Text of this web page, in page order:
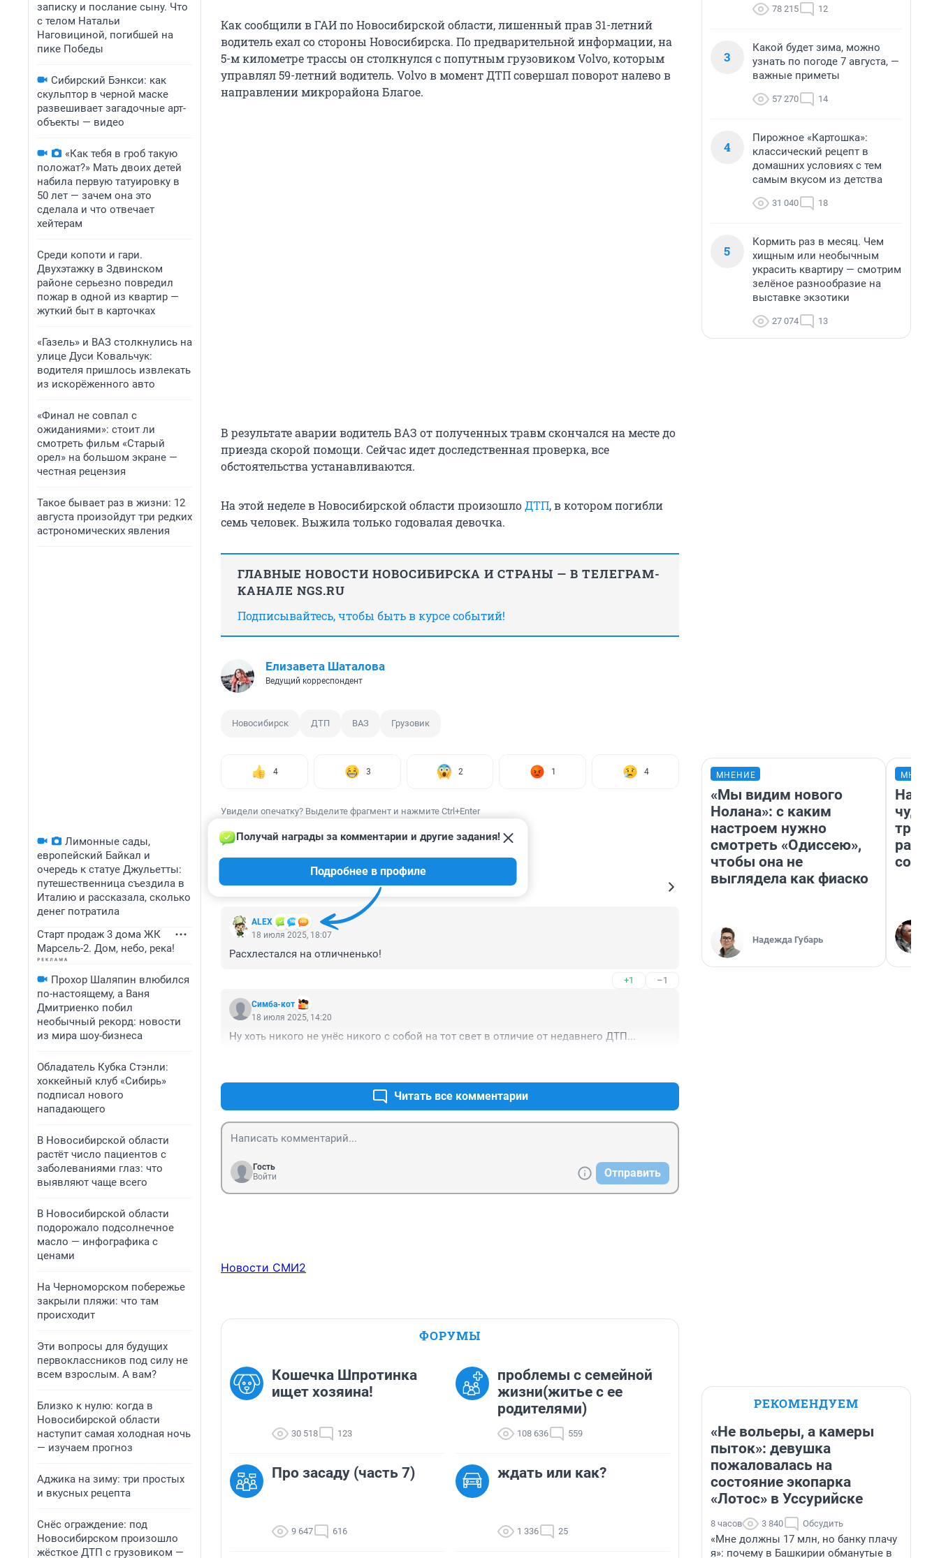
записку и послание сыну. Что
с телом Натальи
Наговициной, погибшей на
пике Победы
Сибирский Бэнкси: как
скульптор в черной маске
развешивает загадочные арт-
объекты — видео
«Как тебя в гроб такую
положат?» Мать двоих детей
набила первую татуировку в
50 лет — зачем она это
сделала и что отвечает
хейтерам
Среди копоти и гари.
Двухэтажку в Здвинском
районе серьезно повредил
пожар в одной из квартир —
жуткий быт в карточках
«Газель» и ВАЗ столкнулись на
улице Дуси Ковальчук:
водителя пришлось извлекать
из искорёженного авто
«Финал не совпал с
ожиданиями»: стоит ли
смотреть фильм «Старый
орел» на большом экране —
честная рецензия
Такое бывает раз в жизни: 12
августа произойдут три редких
астрономических явления
Лимонные сады,
европейский Байкал и
очередь к статуе Джульетты:
путешественница съездила в
Италию и рассказала, сколько
денег потратила
Старт продаж 3 дома ЖК
Марсель-2. Дом, небо, река!
Прохор Шаляпин влюбился
по-настоящему, а Ваня
Дмитриенко побил
необычный рекорд: новости
из мира шоу-бизнеса
Обладатель Кубка Стэнли:
хоккейный клуб «Сибирь»
подписал нового
нападающего
В Новосибирской области
растёт число пациентов с
заболеваниями глаз: что
выявляют чаще всего
В Новосибирской области
подорожало подсолнечное
масло — инфографика с
ценами
На Черноморском побережье
закрыли пляжи: что там
происходит
Эти вопросы для будущих
первоклассников под силу не
всем взрослым. А вам?
Близко к нулю: когда в
Новосибирской области
наступит самая холодная ночь
— изучаем прогноз
Аджика на зиму: три простых
и вкусных рецепта
Снёс ограждение: под
Новосибирском произошло
жёсткое ДТП с грузовиком —
Как сообщили в ГАИ по Новосибирской области, лишенный прав 31-летний
водитель ехал со стороны Новосибирска. По предварительной информации, на
5-м километре трассы он столкнулся с попутным грузовиком Volvo, которым
управлял 59-летний водитель. Volvo в момент ДТП совершал поворот налево в
направлении микрорайона Благое.
В результате аварии водитель ВАЗ от полученных травм скончался на месте до
приезда скорой помощи. Сейчас идет доследственная проверка, все
обстоятельства устанавливаются.
На этой неделе в Новосибирской области произошлоДТП, в котором погибли
семь человек. Выжила только годовалая девочка.
ГЛАВНЫЕ НОВОСТИ НОВОСИБИРСКА И СТРАНЫ — В ТЕЛЕГРАМ-
КАНАЛЕ NGS.RU
Подписывайтесь, чтобы быть в курсе событий!
Елизавета Шаталова
Ведущий корреспондент
Новосибирск ДТП ВАЗ Грузовик
4 3 2 1 4
Увидели опечатку? Выделите фрагмент и нажмите Ctrl+Enter
КОММЕНТАРИИ 20
ALЕX
Получай награды за комментарии и другие задания!
Подробнее в профиле
18 июля 2025, 18:07
Расхлестался на отличненько!
+1 –1
Симба-кот
18 июля 2025, 14:20
Ну хоть никого не унёс никого с собой на тот свет в отличие от недавнего ДТП...
Читать все комментарии
Гость
Войти
Отправить
Новости СМИ2
ФОРУМЫ
Кошечка Шпротинка
ищет хозяина!
30 518 123
проблемы с семейной
жизни(житье с ее
родителями)
108 636 559
Про засаду (часть 7)
9 647 616
ждать или как?
1 336 25
78 215 12
3
Какой будет зима, можно
узнать по погоде 7 августа, —
важные приметы
57 270 14
4
Пирожное «Картошка»:
классический рецепт в
домашних условиях с тем
самым вкусом из детства
31 040 18
5
Кормить раз в месяц. Чем
хищным или необычным
украсить квартиру — смотрим
зелёное разнообразие на
выставке экзотики
27 074 13
МНЕНИЕ
«Мы видим нового
Нолана»: с каким
настроем нужно
смотреть «Одиссею»,
чтобы она не
выглядела как фиаско
Надежда Губарь
РЕКОМЕНДУЕМ
«Не вольеры, а камеры
пыток»: девушка
пожаловалась на
состояние экопарка
«Лотос» в Уссурийске
8 часов 3 840 Обсудить
«Мне должны 17 млн, но банку плачу
я»: почему в Башкирии обманутые в